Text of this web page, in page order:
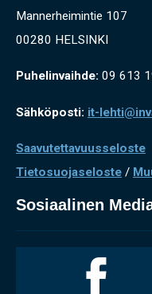
Mannerheimintie 107
00280 HELSINKI
Puhelinvaihde: 09 613
Sähköposti: it-
Saavutettavuusseloste
Tietosuojaseloste /
Sosiaalinen
Facebookissa